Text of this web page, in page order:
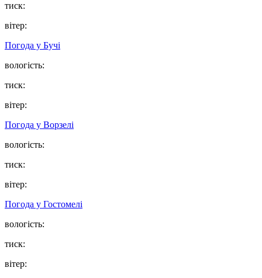
тиск:
вітер:
Погода у Бучі
вологість:
тиск:
вітер:
Погода у Ворзелі
вологість:
тиск:
вітер:
Погода у Гостомелі
вологість:
тиск:
вітер: